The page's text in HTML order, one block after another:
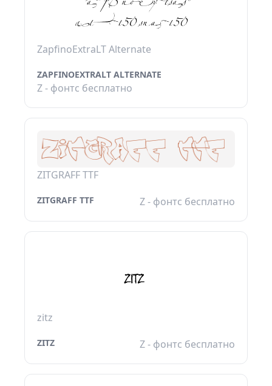
ZapfinoExtraLT Alternate
ZAPFINOEXTRALT ALTERNATE
Z - фонтс бесплатно
ZITGRAFF TTF
ZITGRAFF TTF Z - фонтс бесплатно
zitz
ZITZ Z - фонтс бесплатно